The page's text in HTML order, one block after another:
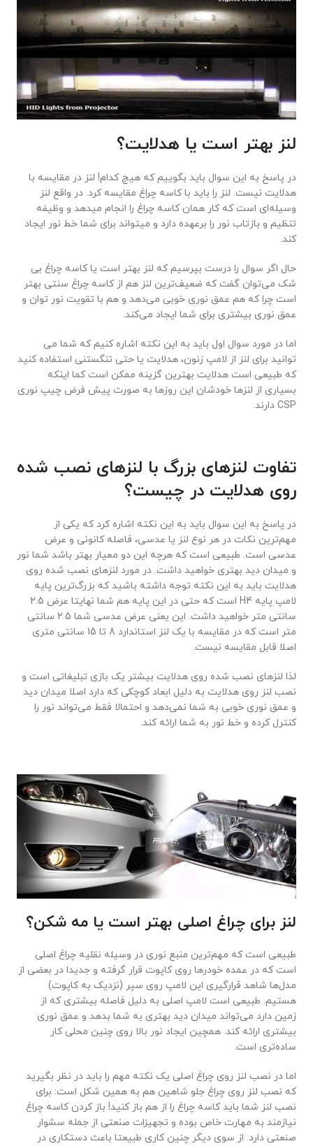
لنز بهتر است یا هدلایت؟
در پاسخ به این سوال باید بگوییم که هیچ کدام! لنز در مقایسه با
هدلایت نیست. لنز را باید با کاسه چراغ مقایسه کرد. در واقع لنز
وسیله‌ای است که کار همان کاسه چراغ را انجام میدهد و وظیفه
تنظیم و بازتاب نور را برعهده دارد و میتواند برای شما خط نور ایجاد
کند.
حال اگر سوال را درست بپرسیم که لنز بهتر است یا کاسه چراغ بی
شک می‌توان گفت که ضعیف‌ترین لنز هم از کاسه چراغ سنتی بهتر
است چرا که هم عمق نوری خوبی می‌دهد و هم با تقویت نور توان و
عمق نوری بیشتری برای شما ایجاد می‌کند.
اما در مورد سوال اول باید به این نکته اشاره کنیم که شما می
توانید برای لنز از لامپ زنون، هدلایت یا حتی تنگستنی استفاده کنید
که طبیعی است هدلایت بهترین گزینه ممکن است کما اینکه
بسیاری از لنزها خودشان این روزها به صورت پیش فرض چیپ نوری
CSP دارند.
تفاوت لنزهای بزرگ با لنزهای نصب شده
روی هدلایت در چیست؟
در پاسخ به این سوال باید به این نکته اشاره کرد که یکی از
مهم‌ترین نکات در هر نوع لنز یا عدسی، فاصله کانونی و عرض
عدسی است. طبیعی است که هرچه این دو معیار بهتر باشد شما نور
و میدان دید بهتری خواهید داشت. در مورد لنزهای نصب شده روی
هدلایت باید به این نکته توجه داشته باشید که بزرگ‌ترین پایه
لامپ پایه H4 است که حتی در این پایه هم شما نهایتا عرض 2.5
سانتی متر خواهید داشت. این یعنی عرض عدسی شما 2.5 سانتی
متر است که در مقایسه با یک لنز استاندارد 8 تا 15 سانتی متری
اصلا قابل مقایسه نیست.
لذا لنزهای نصب شده روی هدلایت بیشتر یک بازی تبلیغاتی است و
نصب لنز روی هدلایت به دلیل ابعاد کوچکی که دارد اصلا میدان دید
و عمق نوری خوبی به شما نمی‌دهد و احتمالا فقط می‌تواند نور را
کنترل کرده و خط نور به شما ارائه کند.
لنز برای چراغ اصلی بهتر است یا مه شکن؟
طبیعی است که مهم‌ترین منبع نوری در وسیله نقلیه چراغ اصلی
است که در عمده خودرها روی کاپوت قرار گرفته و جدیدا در بعضی از
مدل‌ها شاهد قرارگیری این لامپ روی سپر (نزدیک به کاپوت)
هستیم. طبیعی است لامپ اصلی به دلیل فاصله بیشتری که از
زمین دارد می‌تواند میدان دید بهتری به شما بدهد و عمق نوری
بیشتری ارائه کند. همچین ایجاد نور بالا روی چنین محلی کار
ساده‌تری است.
اما در نصب لنز روی چراغ اصلی یک نکته مهم را باید در نظر بگیرید
که نصب لنز روی چراغ جلو شاهین هم به همین شکل است: برای
نصب لنز شما باید کاسه چراغ را از هم باز کنید! باز کردن کاسه چراغ
نیازمند به مهارت خاص بوده و تجهیزات صنعتی از جمله سشوار
صنعتی دارد. از سوی دیگر چنین کاری طبیعتا باعث دستکاری در